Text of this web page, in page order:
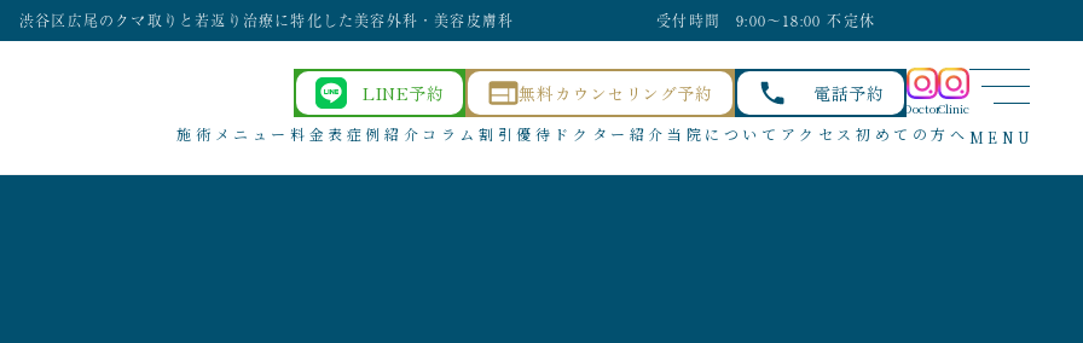
渋谷区広尾のクマ取りと若返り治療に特化した美容外科・美容皮膚科 受付時間 9:00〜18:00 不定休
LINE予約 無料カウンセリング予約 電話予約
DoctorClinic
施術メニュー 料金表 症例紹介 コラム 割引優待 ドクター紹介 当院について アクセス 初めての方へ MENU